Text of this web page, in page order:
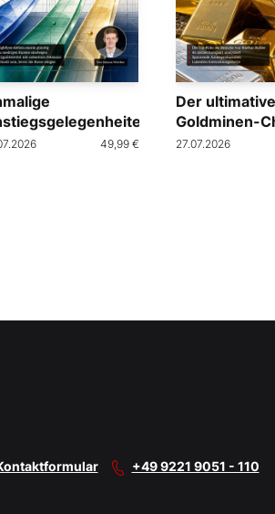
49,99 €
Der ultimative
Goldminen-
27.07.2026
+49 9221 9051 - 110